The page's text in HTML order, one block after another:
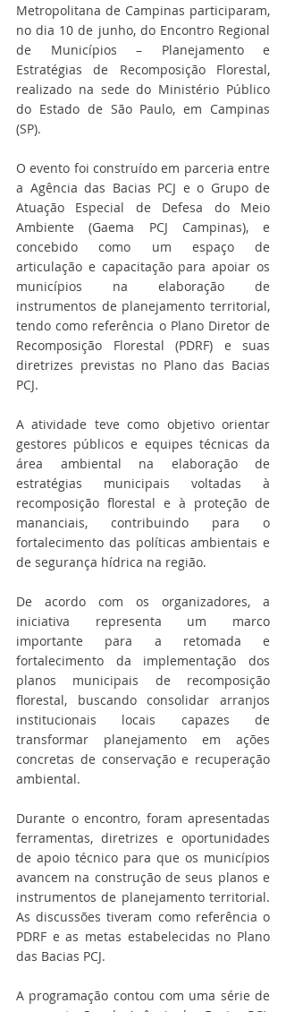
Metropolitana de Campinas participaram,
no dia 10 de junho, do Encontro Regional
de Municípios – Planejamento e
Estratégias de Recomposição Florestal,
realizado na sede do Ministério Público
do Estado de São Paulo, em Campinas
(SP).
O evento foi construído em parceria entre
a Agência das Bacias PCJ e o Grupo de
Atuação Especial de Defesa do Meio
Ambiente (Gaema PCJ Campinas), e
concebido como um espaço de
articulação e capacitação para apoiar os
municípios na elaboração de
instrumentos de planejamento territorial,
tendo como referência o Plano Diretor de
Recomposição Florestal (PDRF) e suas
diretrizes previstas no Plano das Bacias
PCJ.
A atividade teve como objetivo orientar
gestores públicos e equipes técnicas da
área ambiental na elaboração de
estratégias municipais voltadas à
recomposição florestal e à proteção de
mananciais, contribuindo para o
fortalecimento das políticas ambientais e
de segurança hídrica na região.
De acordo com os organizadores, a
iniciativa representa um marco
importante para a retomada e
fortalecimento da implementação dos
planos municipais de recomposição
florestal, buscando consolidar arranjos
institucionais locais capazes de
transformar planejamento em ações
concretas de conservação e recuperação
ambiental.
Durante o encontro, foram apresentadas
ferramentas, diretrizes e oportunidades
de apoio técnico para que os municípios
avancem na construção de seus planos e
instrumentos de planejamento territorial.
As discussões tiveram como referência o
PDRF e as metas estabelecidas no Plano
das Bacias PCJ.
A programação contou com uma série de